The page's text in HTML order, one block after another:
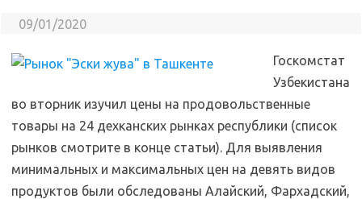
09/01/2020
Госкомстат
Узбекистана
во вторник изучил цены на продовольственные
товары на 24 дехканских рынках республики (список
рынков смотрите в конце статьи). Для выявления
минимальных и максимальных цен на девять видов
продуктов были обследованы Алайский, Фархадский,